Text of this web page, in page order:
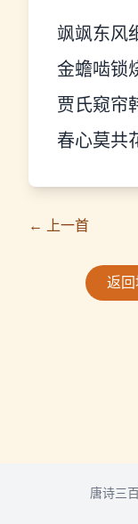
飒飒东风
金蟾啮锁
贾氏窥帘
春心莫共
← 上一首
返回
唐诗三